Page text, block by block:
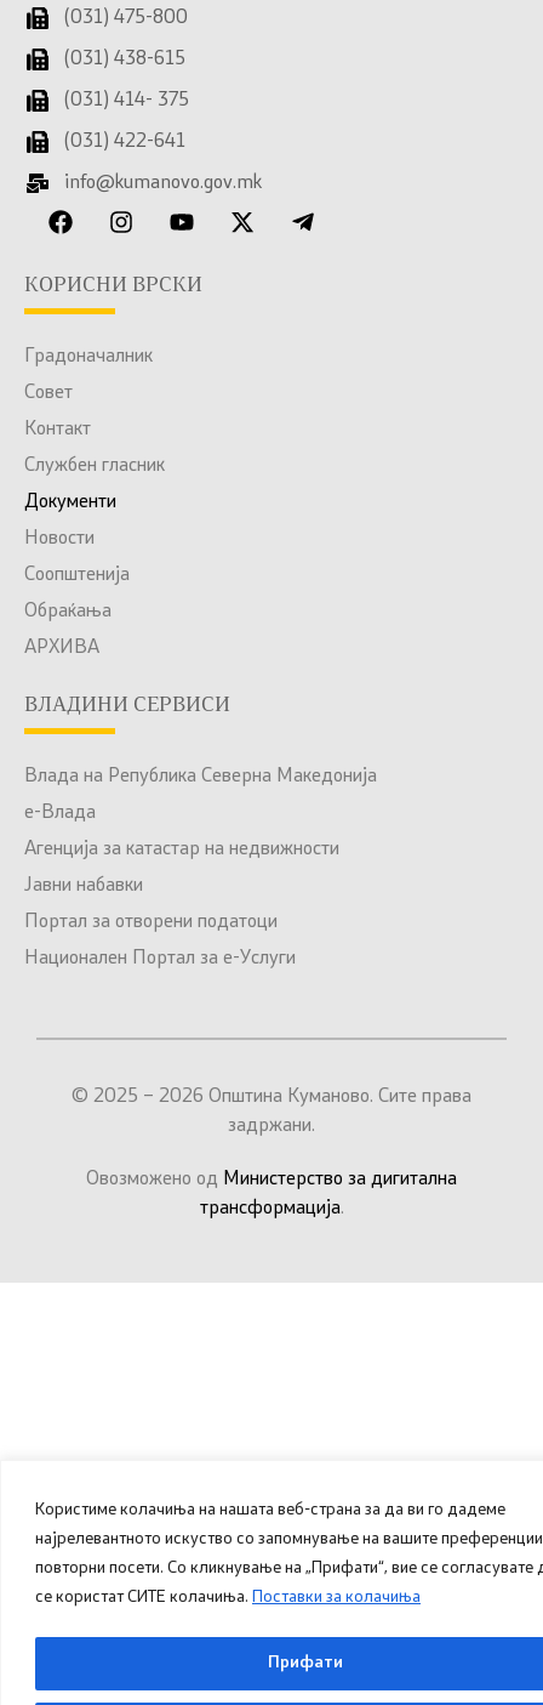
Користиме колачиња на нашата веб-страна за да ви го дадеме
најрелевантното искуство со запомнување на вашите
повторни посети. Со кликнување на „Прифати“, вие се согласувате
се користат СИТЕ колачиња. Поставки за колачиња
Прифати
(031) 475-800
(031) 438-615
(031) 414- 375
(031) 422-641
info@kumanovo.gov.mk
КОРИСНИ ВРСКИ
Градоначалник
Совет
Контакт
Службен гласник
Документи
Новости
Соопштенија
Обраќања
АРХИВА
ВЛАДИНИ СЕРВИСИ
Влада на Република Северна Македонија
е-Влада
Агенција за катастар на недвижности
Јавни набавки
Портал за отворени податоци
Национален Портал за е-Услуги
© 2025 – 2026 Општина Куманово. Сите права
задржани.
Овозможено од Министерство за дигитална
трансформација.